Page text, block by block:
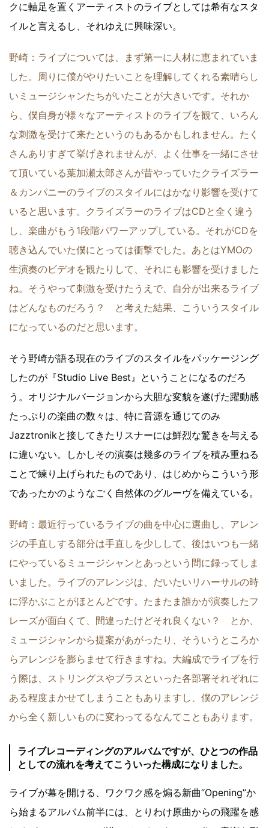
クに軸足を置くアーティストのライブとしては希有なスタ
イルと言えるし、それゆえに興味深い。
野崎：ライブについては、まず第一に人材に恵まれていま
した。周りに僕がやりたいことを理解してくれる素晴らし
いミュージシャンたちがいたことが大きいです。それか
ら、僕自身が様々なアーティストのライブを観て、いろん
な刺激を受けて来たというのもあるかもしれません。たく
さんありすぎて挙げきれませんが、よく仕事を一緒にさせ
て頂いている葉加瀬太郎さんが昔やっていたクライズラー
＆カンパニーのライブのスタイルにはかなり影響を受けて
いると思います。クライズラーのライブはCDと全く違う
し、楽曲がもう1段階パワーアップしている。それがCDを
聴き込んでいた僕にとっては衝撃でした。あとはYMOの
生演奏のビデオを観たりして、それにも影響を受けました
ね。そうやって刺激を受けたうえで、自分が出来るライブ
はどんなものだろう？ と考えた結果、こういうスタイル
になっているのだと思います。
そう野崎が語る現在のライブのスタイルをパッケージング
したのが『Studio Live Best』ということになるのだろ
う。オリジナルバージョンから大胆な変貌を遂げた躍動感
たっぷりの楽曲の数々は、特に音源を通じてのみ
Jazztronikと接してきたリスナーには鮮烈な驚きを与える
に違いない。しかしその演奏は幾多のライブを積み重ねる
ことで練り上げられたものであり、はじめからこういう形
であったかのようなごく自然体のグルーヴを備えている。
野崎：最近行っているライブの曲を中心に選曲し、アレン
ジの手直しする部分は手直しを少しして、後はいつも一緒
にやっているミュージシャンとあっという間に録ってしま
いました。ライブのアレンジは、だいたいリハーサルの時
に浮かぶことがほとんどです。たまたま誰かが演奏したフ
レーズが面白くて、間違ったけどそれ良くない？ とか、
ミュージシャンから提案があがったり、そういうところか
らアレンジを膨らませて行きますね。大編成でライブを行
う際は、ストリングスやブラスといった各部署それぞれに
ある程度まかせてしまうこともありますし、僕のアレンジ
から全く新しいものに変わってるなんてこともあります。
ライブレコーディングのアルバムですが、ひとつの作品
としての流れを考えてこういった構成になりました。
ライブが幕を開ける、ワクワク感を煽る新曲“Opening”か
ら始まるアルバム前半には、とりわけ原曲からの飛躍を感